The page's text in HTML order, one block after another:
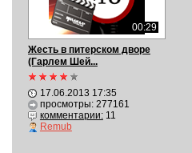
00:29
Жесть в питерском дворе
(Гарлем Шей...
17.06.2013 17:35
просмотры: 277161
комментарии:11
Remub